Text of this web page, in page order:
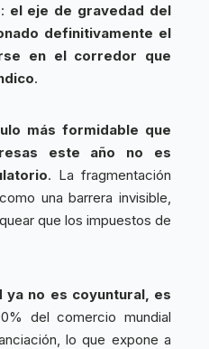
el eje de gravedad del
definitivamente el
en el corredor que
.
más formidable que
este año no es
. La fragmentación
una barrera invisible,
que los impuestos de
ya no es coyuntural, es
del comercio mundial
lo que expone a